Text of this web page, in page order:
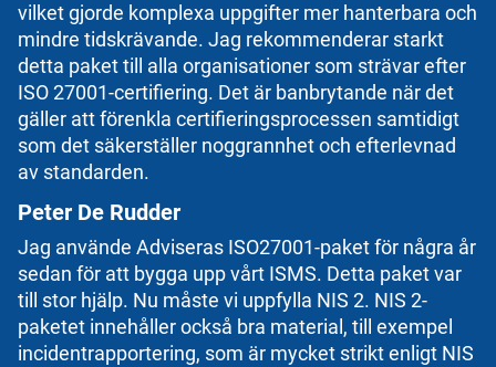
vilket gjorde komplexa uppgifter mer hanterbara och
mindre tidskrävande. Jag rekommenderar starkt
detta paket till alla organisationer som strävar efter
ISO 27001-certifiering. Det är banbrytande när det
gäller att förenkla certifieringsprocessen samtidigt
som det säkerställer noggrannhet och efterlevnad
av standarden.
Peter De Rudder
Jag använde Adviseras ISO27001-paket för några år
sedan för att bygga upp vårt ISMS. Detta paket var
till stor hjälp. Nu måste vi uppfylla NIS 2. NIS 2-
paketet innehåller också bra material, till exempel
incidentrapportering, som är mycket strikt enligt NIS